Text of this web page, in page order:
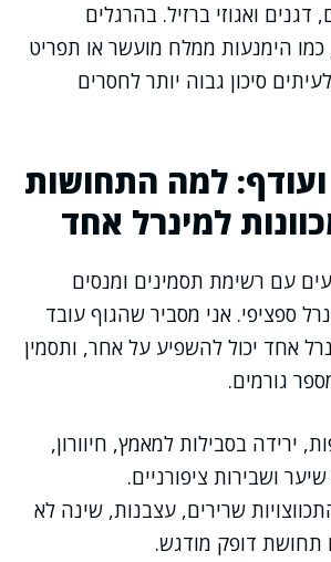
דגנים ואגוזי ברזיל. בהרגלים
כמו הימנעות ממלח מועשר או תפריט
סיכון גבוה יותר לחסרים
ועודף: למה התחושות
למינרל אחד
עם רשימת תסמינים ומנסים
ספציפי. אני מסביר שהגוף עובד
אחד יכול להשפיע על אחר, ותסמין
גורמים.
ירידה בסבילות למאמץ, חיוורון,
ושבירות ציפורניים.
שרירים, עצבנות, שינה לא
תחושת דופק מודגש.